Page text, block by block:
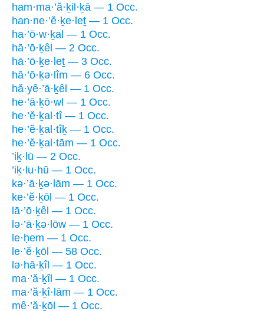
ham·ma·’ă·ḵil·ḵā — 1 Occ.
han·ne·’ĕ·ḵe·leṯ — 1 Occ.
ha·’ō·w·ḵal — 1 Occ.
hā·’ō·ḵêl — 2 Occ.
hā·’ō·ḵe·leṯ — 3 Occ.
hā·’ō·ḵə·lîm — 6 Occ.
hă·yê·’ā·ḵêl — 1 Occ.
he·’ā·ḵō·wl — 1 Occ.
he·’ĕ·ḵal·tî — 1 Occ.
he·’ĕ·ḵal·tîḵ — 1 Occ.
he·’ĕ·ḵal·tām — 1 Occ.
’iḵ·lū — 2 Occ.
’iḵ·lu·hū — 1 Occ.
kə·’ā·ḵə·lām — 1 Occ.
ke·’ĕ·ḵōl — 1 Occ.
lā·’ō·ḵêl — 1 Occ.
lə·’ā·ḵə·lōw — 1 Occ.
le·ḥem — 1 Occ.
le·’ĕ·ḵōl — 58 Occ.
lə·hā·ḵîl — 1 Occ.
ma·’ă·ḵîl — 1 Occ.
ma·’ă·ḵî·lām — 1 Occ.
mê·’ă·ḵōl — 1 Occ.